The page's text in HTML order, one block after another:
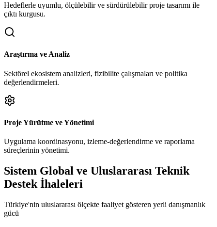
Hedeflerle uyumlu, ölçülebilir ve sürdürülebilir proje tasarımı ile
çıktı kurgusu.
Araştırma ve Analiz
Sektörel ekosistem analizleri, fizibilite çalışmaları ve politika
değerlendirmeleri.
Proje Yürütme ve Yönetimi
Uygulama koordinasyonu, izleme-değerlendirme ve raporlama
süreçlerinin yönetimi.
Sistem Global ve Uluslararası Teknik
Destek İhaleleri
Türkiye'nin uluslararası ölçekte faaliyet gösteren yerli danışmanlık
gücü